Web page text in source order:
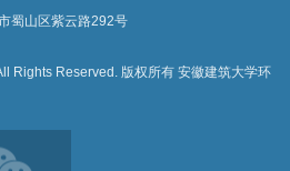
蜀山区紫云路292号
Rights Reserved. 版权所有 安徽建筑大学环